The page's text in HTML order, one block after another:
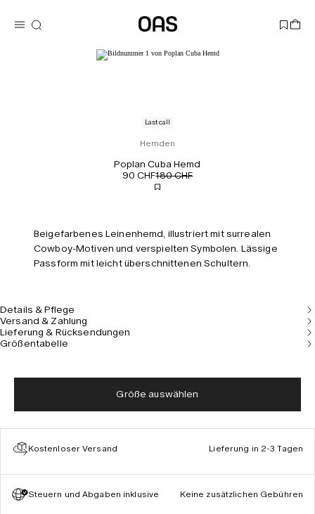
Last call
Hemden
Poplan Cuba Hemd
90 CHF180 CHF
Beigefarbenes Leinenhemd, illustriert mit surrealen
Cowboy-Motiven und verspielten Symbolen. Lässige
Passform mit leicht überschnittenen Schultern.
Details & Pflege
Versand & Zahlung
Lieferung & Rücksendungen
Größentabelle
Größe auswählen
Kostenloser Versand Lieferung in 2-3 Tagen
Steuern und Abgaben inklusive Keine zusätzlichen Gebühren